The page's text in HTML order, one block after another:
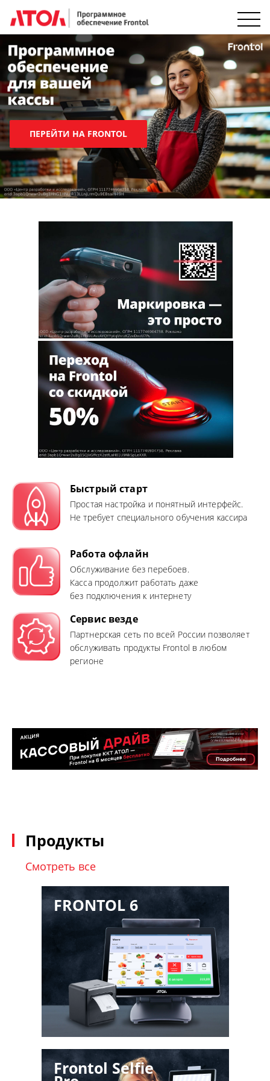
ПЕРЕЙТИ НА FRONTOL
Быстрый старт
Простая настройка и понятный интерфейс.
Не требует специального обучения кассира
Работа офлайн
Обслуживание без перебоев.
Касса продолжит работать даже
без подключения к интернету
Сервис везде
Партнерская сеть по всей России позволяет
обслуживать продукты Frontol в любом
регионе
Продукты
Смотреть все
FRONTOL 6
Frontol Selfie